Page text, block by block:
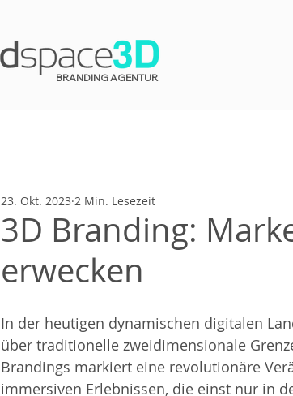
BRANDING AGENTUR
3D Branding:
erwecken
23. Okt. 2023 2 Min. Lesezeit
In der heutigen dynamischen digitalen
über traditionelle zweidimensionale
Brandings markiert eine revolutionäre
immersiven Erlebnissen, die einst nur in